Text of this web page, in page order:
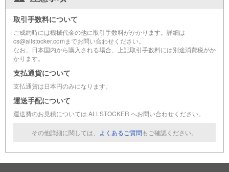
取引手数料について
ご成約時には機械代金の他に取引手数料がかかります。詳細は
cs@allstocker.comまでお問い合わせください。
なお、日本国内から購入される場合、上記取引手数料には別途消費税がか
かります。
支払通貨について
支払通貨は日本円のみになります。
運送手配について
運送費のお見積については ALLSTOCKER へお問い合わせください。
その他詳細に関しては、 よくあるご質問もご確認ください。